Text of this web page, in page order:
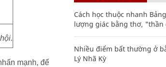
mạnh, để
Cách học thuộc nhanh
lượng giác bằng thơ, "thần
Nhiều điểm bất thường ở
Lý Nhã Kỳ